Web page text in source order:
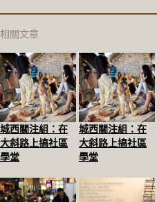
相關文章
城西關注組：在
大斜路上搞社區
學堂
城西關注組：在
大斜路上搞社區
學堂